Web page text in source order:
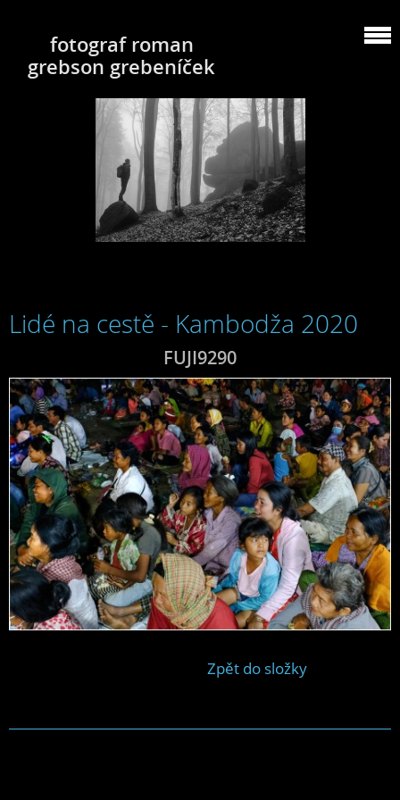
fotograf roman
grebson grebeníček
Lidé na cestě - Kambodža 2020
FUJI9290
Zpět do složky